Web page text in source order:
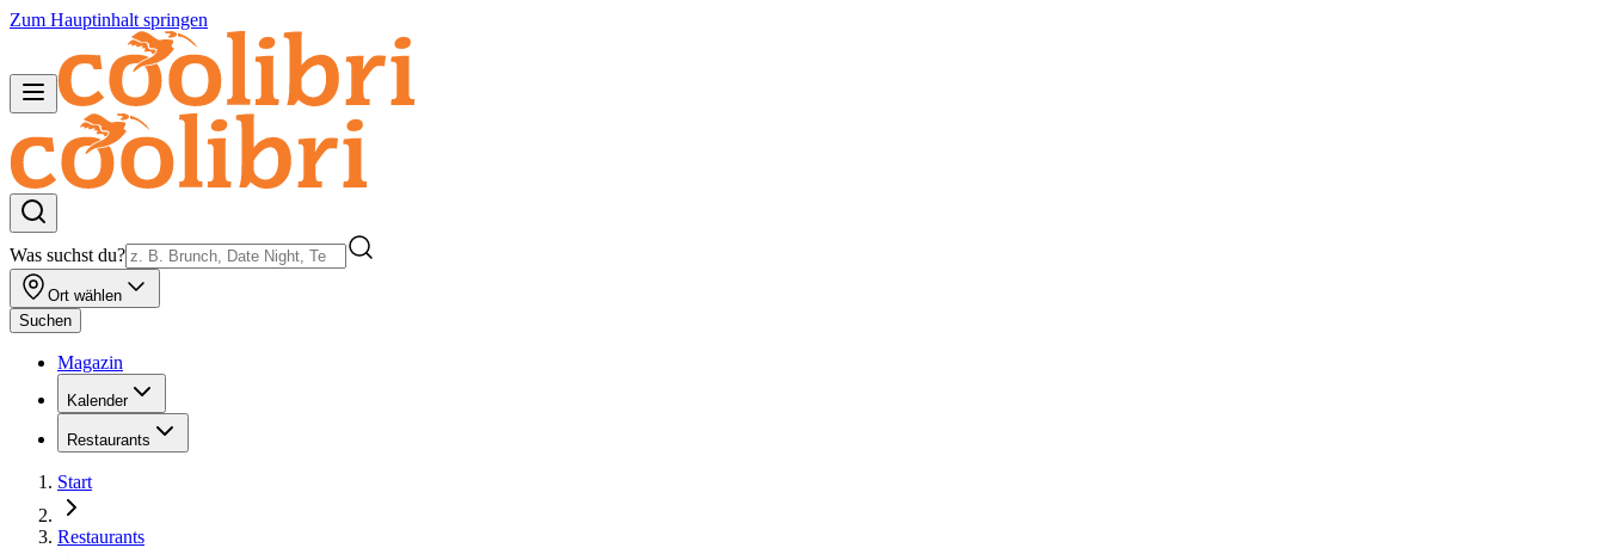
Zum Hauptinhalt springen
Was suchst du?
Ort wählen
Suchen
Magazin
Kalender
Restaurants
Start
Restaurants